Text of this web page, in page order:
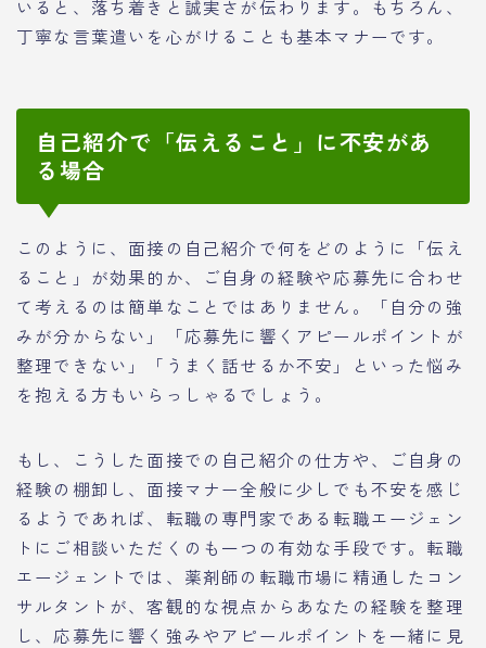
いると、落ち着きと誠実さが伝わります。もちろん、
丁寧な言葉遣いを心がけることも基本マナーです。
自己紹介で「伝えること」に不安があ
る場合
このように、面接の自己紹介で何をどのように「伝え
ること」が効果的か、ご自身の経験や応募先に合わせ
て考えるのは簡単なことではありません。「自分の強
みが分からない」「応募先に響くアピールポイントが
整理できない」「うまく話せるか不安」といった悩み
を抱える方もいらっしゃるでしょう。
もし、こうした面接での自己紹介の仕方や、ご自身の
経験の棚卸し、面接マナー全般に少しでも不安を感じ
るようであれば、転職の専門家である転職エージェン
トにご相談いただくのも一つの有効な手段です。転職
エージェントでは、薬剤師の転職市場に精通したコン
サルタントが、客観的な視点からあなたの経験を整理
し、応募先に響く強みやアピールポイントを一緒に見